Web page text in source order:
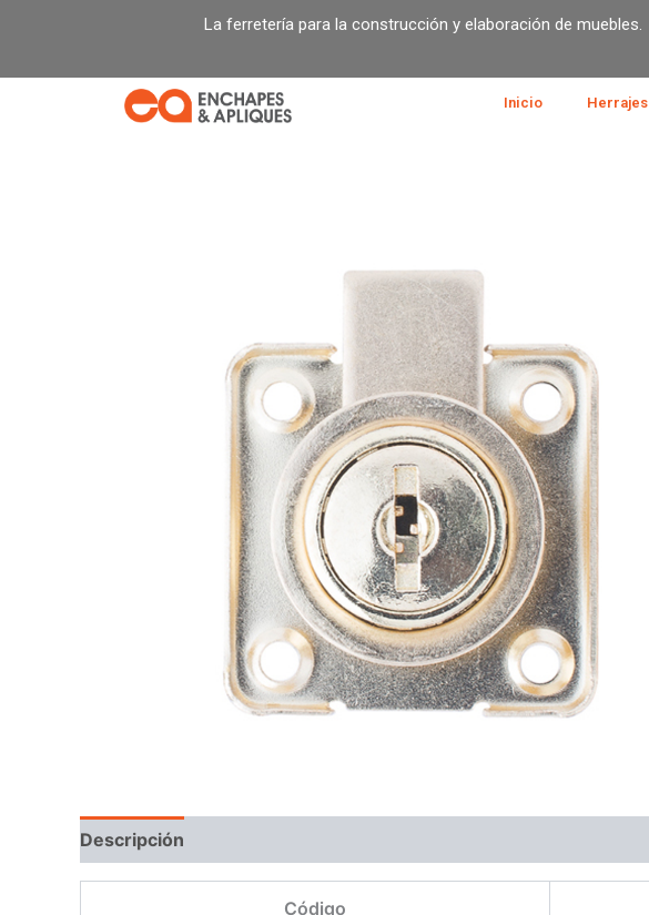
La ferretería para la construcción y elaboración de muebles.
Inicio Herrajes
Descripción
Código